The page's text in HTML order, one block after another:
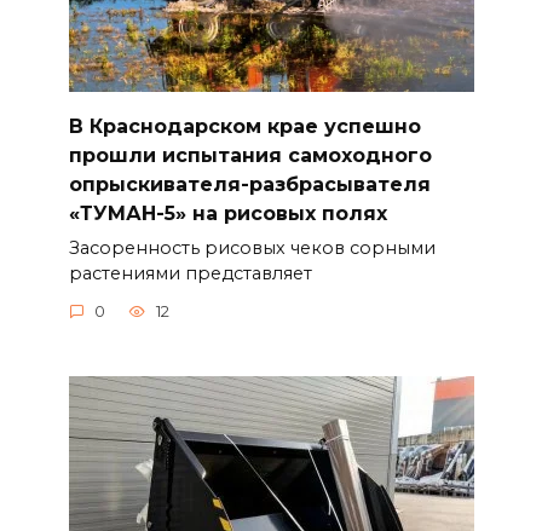
В Краснодарском крае успешно
прошли испытания самоходного
опрыскивателя-разбрасывателя
«ТУМАН-5» на рисовых полях
Засоренность рисовых чеков сорными
растениями представляет
0 12